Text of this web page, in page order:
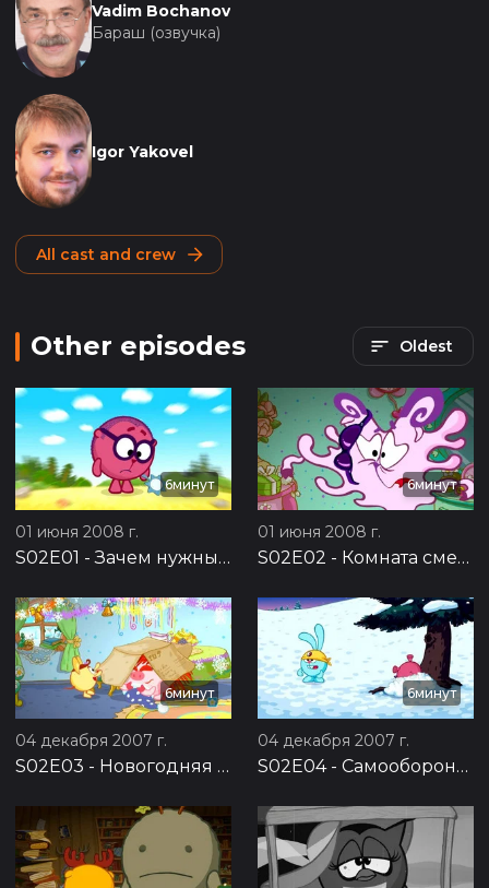
Vadim Bochanov
Бараш (озвучка)
Igor Yakovel
All cast and crew
Other episodes Oldest
6минут
01 июня 2008 г.
S02E01 - Зачем нужны друзья?
6минут
01 июня 2008 г.
S02E02 - Комната смеха
6минут
04 декабря 2007 г.
S02E03 - Новогодняя почта
6минут
04 декабря 2007 г.
S02E04- Самооборона без противника